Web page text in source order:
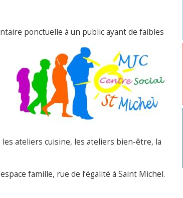
ponctuelle à un public ayant de faibles
ateliers cuisine, les ateliers bien-être, la
famille, rue de l’égalité à Saint Michel.